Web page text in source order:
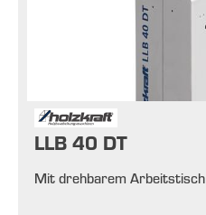
LLB 40 DT
Mit drehbarem Arbeitstisch